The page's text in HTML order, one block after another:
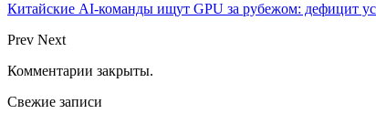
Китайские AI-команды ищут GPU за рубежом: дефицит
Prev Next
Комментарии закрыты.
Свежие записи